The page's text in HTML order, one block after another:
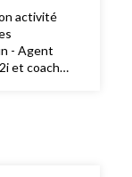
activité
- Agent
et coach